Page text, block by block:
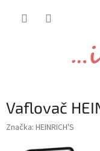
Vaflovač
Značka: HEINRICH'S